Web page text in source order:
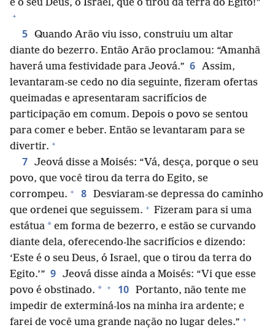
é o seu Deus, ó Israel, que o tirou da terra do Egito!”
+
5 Quando Arão viu isso, construiu um altar
diante do bezerro. Então Arão proclamou: “Amanhã
haverá uma festividade para Jeová.” 6 Assim,
levantaram-se cedo no dia seguinte, fizeram ofertas
queimadas e apresentaram sacrifícios de
participação em comum. Depois o povo se sentou
para comer e beber. Então se levantaram para se
divertir. +
7 Jeová disse a Moisés: “Vá, desça, porque o seu
povo, que você tirou da terra do Egito, se
corrompeu. + 8 Desviaram-se depressa do caminho
que ordenei que seguissem. + Fizeram para si uma
estátua * em forma de bezerro, e estão se curvando
diante dela, oferecendo-lhe sacrifícios e dizendo:
‘Este é o seu Deus, ó Israel, que o tirou da terra do
Egito.’” 9 Jeová disse ainda a Moisés: “Vi que esse
povo é obstinado. * + 10 Portanto, não tente me
impedir de exterminá-los na minha ira ardente; e
farei de você uma grande nação no lugar deles.” +